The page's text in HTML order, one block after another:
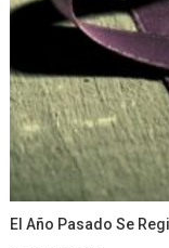
El Año Pasado Se